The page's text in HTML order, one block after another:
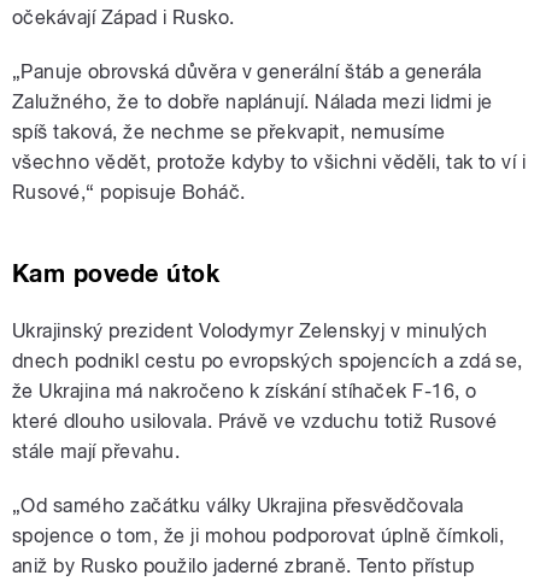
očekávají Západ i Rusko.
„Panuje obrovská důvěra v generální štáb a generála
Zalužného, že to dobře naplánují. Nálada mezi lidmi je
spíš taková, že nechme se překvapit, nemusíme
všechno vědět, protože kdyby to všichni věděli, tak to ví i
Rusové,“ popisuje Boháč.
Kam povede útok
Ukrajinský prezident Volodymyr Zelenskyj v minulých
dnech podnikl cestu po evropských spojencích a zdá se,
že Ukrajina má nakročeno k získání stíhaček F-16, o
které dlouho usilovala. Právě ve vzduchu totiž Rusové
stále mají převahu.
„Od samého začátku války Ukrajina přesvědčovala
spojence o tom, že ji mohou podporovat úplně čímkoli,
aniž by Rusko použilo jaderné zbraně. Tento přístup